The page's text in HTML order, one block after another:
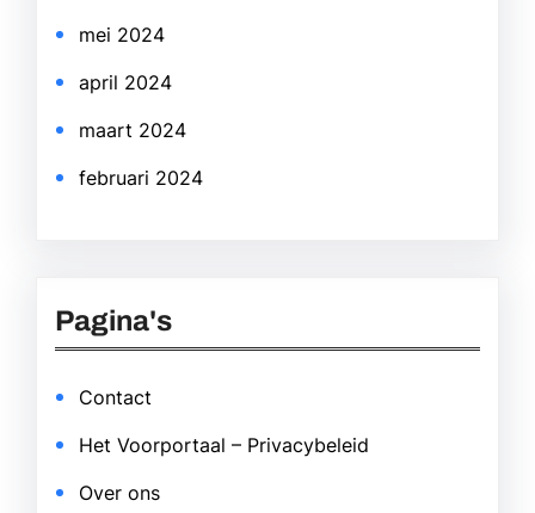
mei 2024
april 2024
maart 2024
februari 2024
Pagina's
Contact
Het Voorportaal – Privacybeleid
Over ons